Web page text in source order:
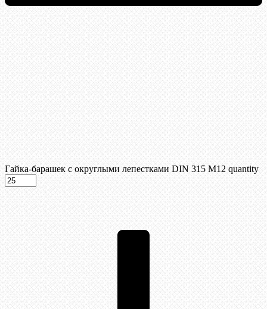
Гайка-барашек с округлыми лепестками DIN 315 М12 quantity